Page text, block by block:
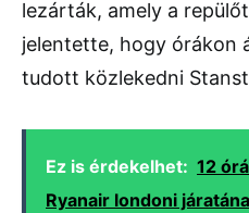
lezárták, amely a
jelentette, hogy órákon
tudott közlekedni
Ez is érdekelhet: 12
Ryanair londoni